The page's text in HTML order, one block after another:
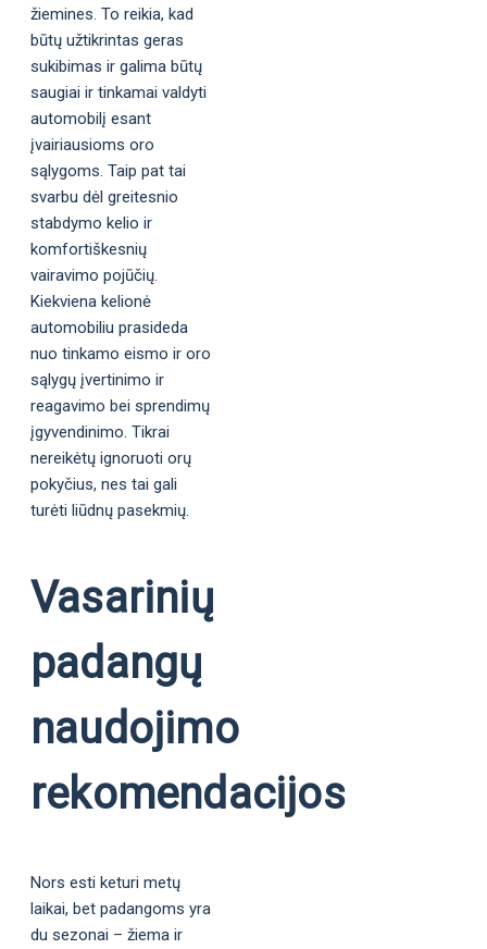
žiemines. To reikia, kad
būtų užtikrintas geras
sukibimas ir galima būtų
saugiai ir tinkamai valdyti
automobilį esant
įvairiausioms oro
sąlygoms. Taip pat tai
svarbu dėl greitesnio
stabdymo kelio ir
komfortiškesnių
vairavimo pojūčių.
Kiekviena kelionė
automobiliu prasideda
nuo tinkamo eismo ir oro
sąlygų įvertinimo ir
reagavimo bei sprendimų
įgyvendinimo. Tikrai
nereikėtų ignoruoti orų
pokyčius, nes tai gali
turėti liūdnų pasekmių.
Vasarinių
padangų
naudojimo
rekomendacijos
Nors esti keturi metų
laikai, bet padangoms yra
du sezonai – žiema ir